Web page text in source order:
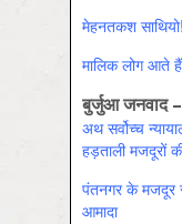
मेहनतकश
मालिक लोग आते
बुर्जुआ जनवाद
अथ सर्वोच्च
हड़ताली मजदूरों
पंतनगर के मजदूर
आमादा